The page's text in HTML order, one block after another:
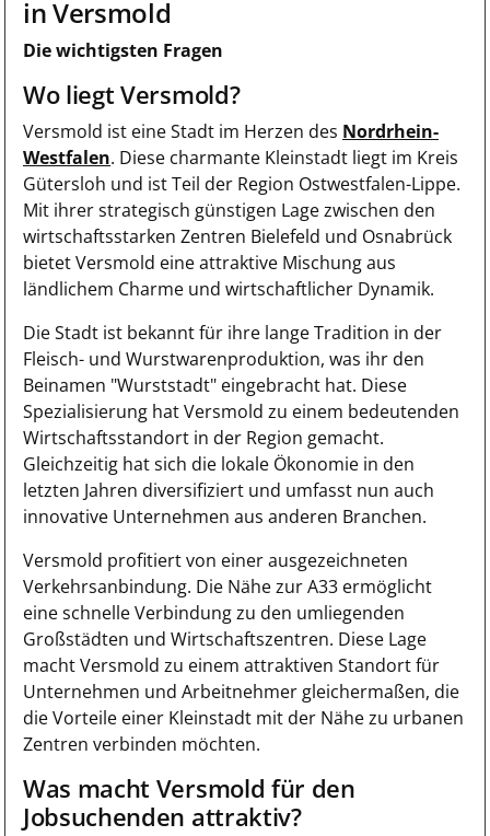
in Versmold
Die wichtigsten Fragen
Wo liegt Versmold?
Versmold ist eine Stadt im Herzen des Nordrhein-
Westfalen. Diese charmante Kleinstadt liegt im Kreis
Gütersloh und ist Teil der Region Ostwestfalen-Lippe.
Mit ihrer strategisch günstigen Lage zwischen den
wirtschaftsstarken Zentren Bielefeld und Osnabrück
bietet Versmold eine attraktive Mischung aus
ländlichem Charme und wirtschaftlicher Dynamik.
Die Stadt ist bekannt für ihre lange Tradition in der
Fleisch- und Wurstwarenproduktion, was ihr den
Beinamen "Wurststadt" eingebracht hat. Diese
Spezialisierung hat Versmold zu einem bedeutenden
Wirtschaftsstandort in der Region gemacht.
Gleichzeitig hat sich die lokale Ökonomie in den
letzten Jahren diversifiziert und umfasst nun auch
innovative Unternehmen aus anderen Branchen.
Versmold profitiert von einer ausgezeichneten
Verkehrsanbindung. Die Nähe zur A33 ermöglicht
eine schnelle Verbindung zu den umliegenden
Großstädten und Wirtschaftszentren. Diese Lage
macht Versmold zu einem attraktiven Standort für
Unternehmen und Arbeitnehmer gleichermaßen, die
die Vorteile einer Kleinstadt mit der Nähe zu urbanen
Zentren verbinden möchten.
Was macht Versmold für den
Jobsuchenden attraktiv?